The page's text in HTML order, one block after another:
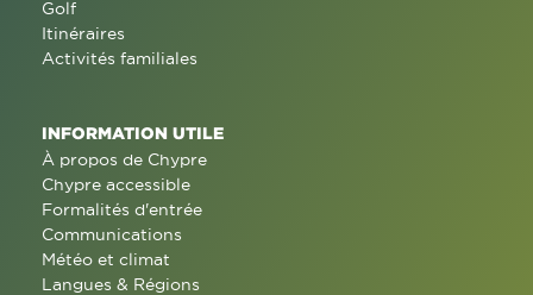
Golf
Itinéraires
Activités familiales
INFORMATION UTILE
À propos de Chypre
Chypre accessible
Formalités d'entrée
Communications
Météo et climat
Langues & Régions